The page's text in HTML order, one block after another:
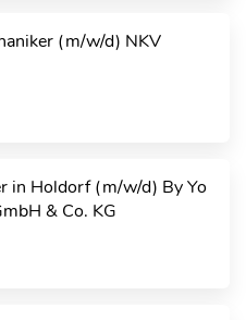
(m/w/d) NKV
in Holdorf (m/w/d) By Yo
& Co. KG